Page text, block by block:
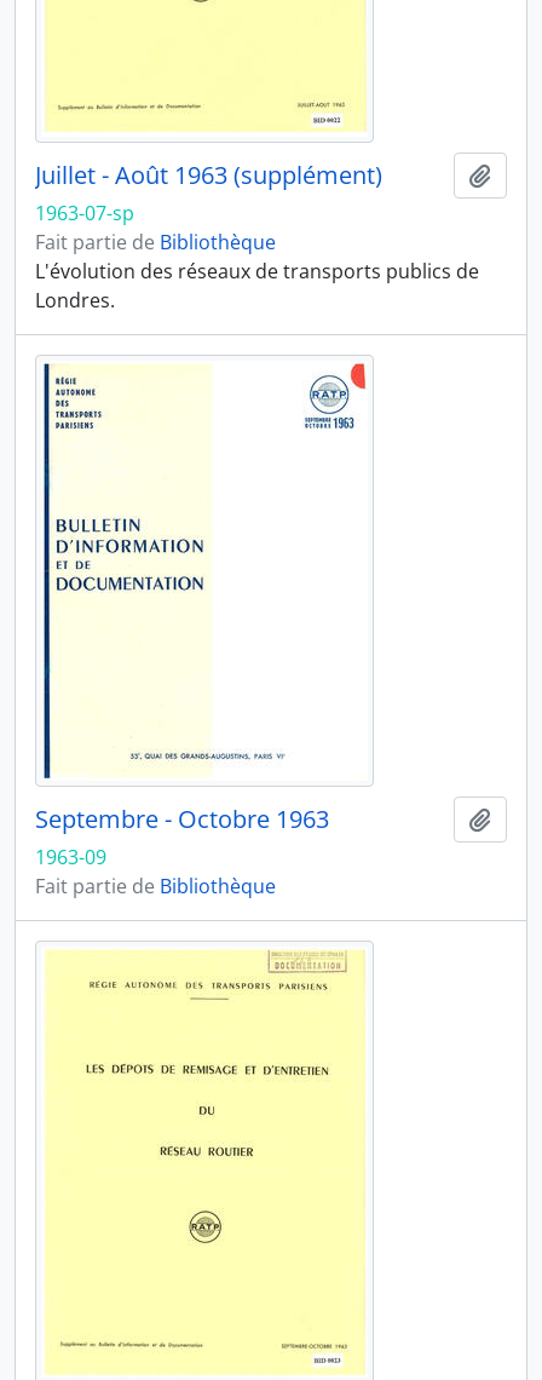
Juillet - Août 1963 (supplément)
1963-07-sp
Fait partie de Bibliothèque
L'évolution des réseaux de transports publics de
Londres.
Septembre - Octobre 1963
1963-09
Fait partie de Bibliothèque